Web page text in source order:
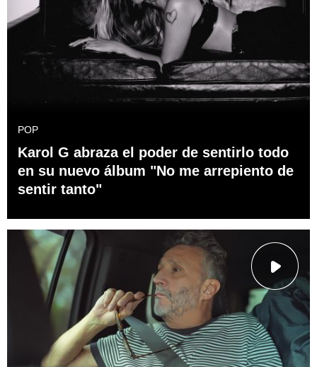
POP
Karol G abraza el poder de sentirlo todo
en su nuevo álbum "No me arrepiento de
sentir tanto"